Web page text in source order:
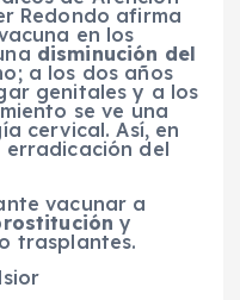
Redondo afirma
en los
disminución del
a los dos años
genitales y a los
se ve una
cervical. Así, en
erradicación del
vacunar a
y
trasplantes.